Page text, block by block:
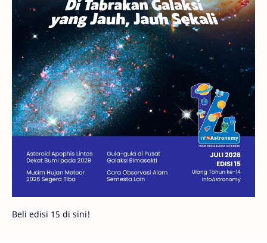
Stasiun Luar Angkasa Internasional
Gugus Bintang Menarik Dibaca
Venus Pluto Galaksi Kerdil
Gambar Harian Titan
Bintang Neutron Hubble Tips
Juno Bintang Biner
Fakta Galaksi Spiral
Beli edisi 15 di sini!